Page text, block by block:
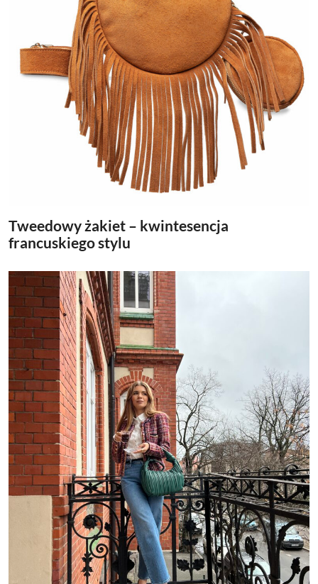
Tweedowy żakiet – kwintesencja
francuskiego stylu